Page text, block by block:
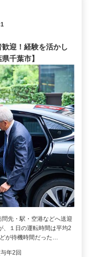
迎！経験を活かし
千葉市】
先・駅・空港などへ送迎
、１日の運転時間は平均2
が待機時間だった…
年2回